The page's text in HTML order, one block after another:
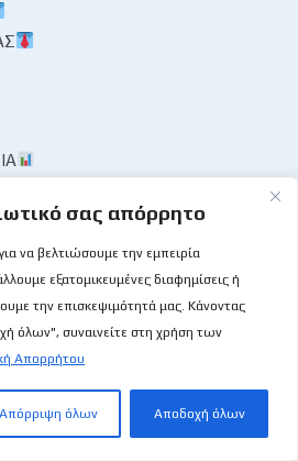
σας απόρρητο
να βελτιώσουμε την εμπειρία
εξατομικευμένες διαφημίσεις ή
την επισκεψιμότητά μας. Κάνοντας
όλων", συναινείτε στη χρήση των
Απορρήτου
Απόρριψη όλων Αποδοχή όλων